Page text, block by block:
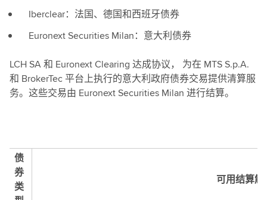
Iberclear：法国、德国和西班牙债券
Euronext Securities Milan：意大利债券
LCH SA 和 Euronext Clearing 达成协议， 为在 MTS S.p.A.
和 BrokerTec 平台上执行的意大利政府债券交易提供清算服
务。这些交易由 Euronext Securities Milan 进行结算。
债
券
类
可用结算